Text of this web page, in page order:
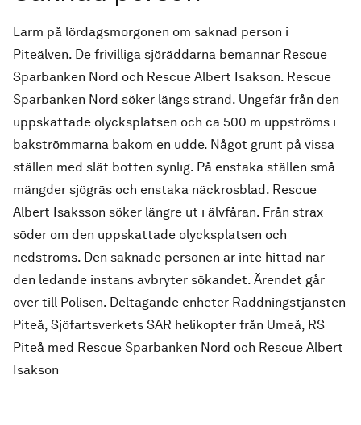
Larm på lördagsmorgonen om saknad person i
Piteälven. De frivilliga sjöräddarna bemannar Rescue
Sparbanken Nord och Rescue Albert Isakson. Rescue
Sparbanken Nord söker längs strand. Ungefär från den
uppskattade olycksplatsen och ca 500 m uppströms i
bakströmmarna bakom en udde. Något grunt på vissa
ställen med slät botten synlig. På enstaka ställen små
mängder sjögräs och enstaka näckrosblad. Rescue
Albert Isaksson söker längre ut i älvfåran. Från strax
söder om den uppskattade olycksplatsen och
nedströms. Den saknade personen är inte hittad när
den ledande instans avbryter sökandet. Ärendet går
över till Polisen. Deltagande enheter Räddningstjänsten
Piteå, Sjöfartsverkets SAR helikopter från Umeå, RS
Piteå med Rescue Sparbanken Nord och Rescue Albert
Isakson